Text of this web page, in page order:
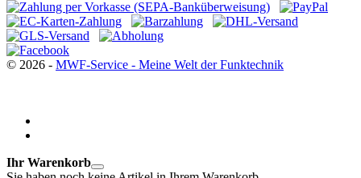
© 2026 - MWF-Service - Meine Welt der Funktechnik
Ihr Warenkorb